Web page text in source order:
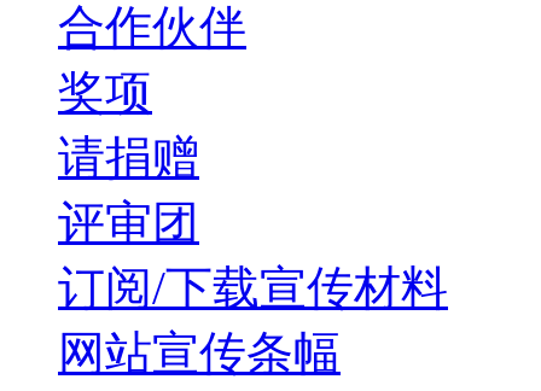
合作伙伴
奖项
请捐赠
评审团
订阅/下载宣传材料
网站宣传条幅